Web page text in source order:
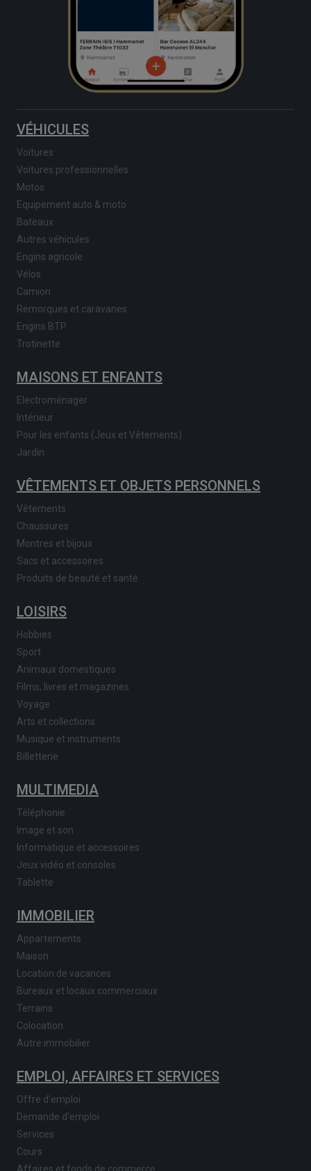
VÉHICULES
Voitures
Voitures professionnelles
Motos
Equipement auto & moto
Bateaux
Autres véhicules
Engins agricole
Vélos
Camion
Remorques et caravanes
Engins BTP
Trotinette
MAISONS ET ENFANTS
Electroménager
Intérieur
Pour les enfants (Jeux et Vêtements)
Jardin
VÊTEMENTS ET OBJETS PERSONNELS
Vêtements
Chaussures
Montres et bijoux
Sacs et accessoires
Produits de beauté et santé
LOISIRS
Hobbies
Sport
Animaux domestiques
Films, livres et magazines
Voyage
Arts et collections
Musique et instruments
Billetterie
MULTIMEDIA
Téléphonie
Image et son
Informatique et accessoires
Jeux vidéo et consoles
Tablette
IMMOBILIER
Appartements
Maison
Location de vacances
Bureaux et locaux commerciaux
Terrains
Colocation
Autre immobilier
EMPLOI, AFFAIRES ET SERVICES
Offre d'emploi
Demande d'emploi
Services
Cours